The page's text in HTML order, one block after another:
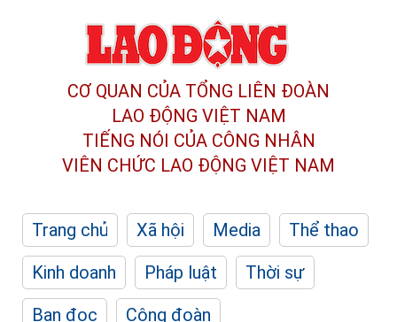
CƠ QUAN CỦA TỔNG LIÊN ĐOÀN
LAO ĐỘNG VIỆT NAM
TIẾNG NÓI CỦA CÔNG NHÂN
VIÊN CHỨC LAO ĐỘNG VIỆT NAM
Trang chủ Xã hội Media
Thể thao
Kinh doanh
Pháp luật
Thời sự
Bạn đọc
Công đoàn